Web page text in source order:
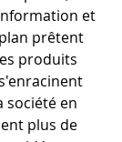
et
prêtent
produits
société en
plus de